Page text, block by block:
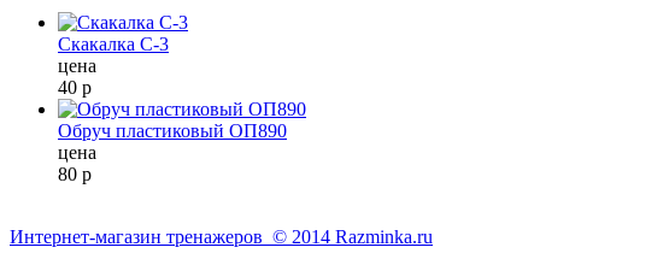
Скакалка С-3
цена
40 р
Обруч пластиковый ОП890
цена
80 р
Интернет-магазин тренажеров © 2014 Razminka.ru